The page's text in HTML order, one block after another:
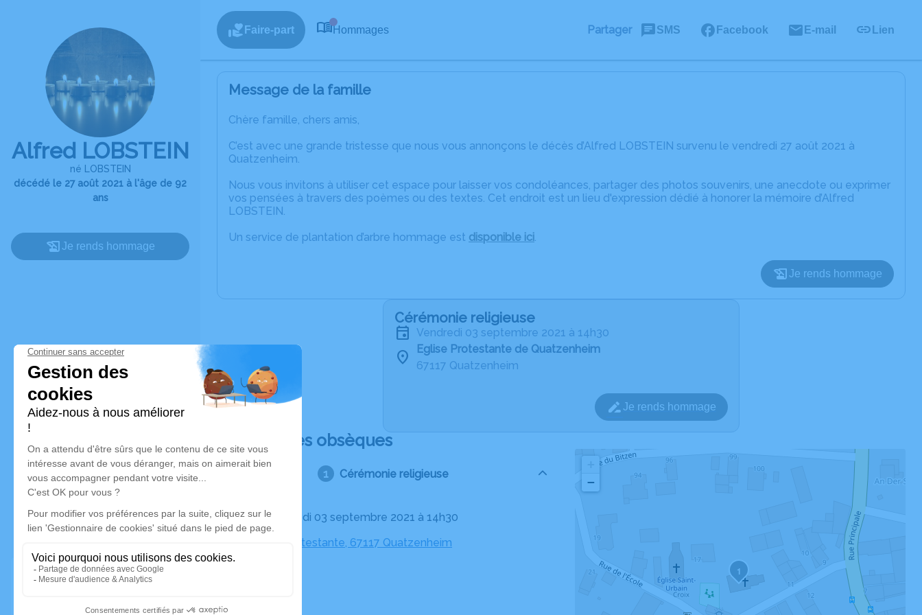
Alfred LOBSTEIN
né LOBSTEIN
décédé le 27 août 2021 à l'âge de 92
ans
Je rends hommage
Faire-part Hommages Partager SMS Facebook E-mail Lien
Message de la famille
Chère famille, chers amis,
C’est avec une grande tristesse que nous vous annonçons le décès d’Alfred LOBSTEIN survenu le vendredi 27 août 2021 à
Quatzenheim.
Nous vous invitons à utiliser cet espace pour laisser vos condoléances, partager des photos souvenirs, une anecdote ou exprimer
vos pensées à travers des poèmes ou des textes. Cet endroit est un lieu d'expression dédié à honorer la mémoire d’Alfred
LOBSTEIN.
Un service de plantation d’arbre hommage est disponible ici.
Je rends hommage
Cérémonie religieuse
vendredi 03 septembre 2021 à 14h30
Eglise Protestante de Quatzenheim
67117 Quatzenheim
Je rends hommage
Déroulé des obsèques
Cérémonie religieuse
Le vendredi 03 septembre 2021 à 14h30
Eglise Protestante, 67117 Quatzenheim
1
−